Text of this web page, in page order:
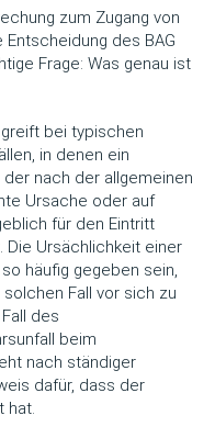
zum Zugang von
des BAG
Frage: Was genau ist
bei typischen
in denen ein
nach der allgemeinen
Ursache oder auf
für den Eintritt
Die Ursächlichkeit einer
häufig gegeben sein,
Fall vor sich zu
des
beim
nach ständiger
dafür, dass der
hat.